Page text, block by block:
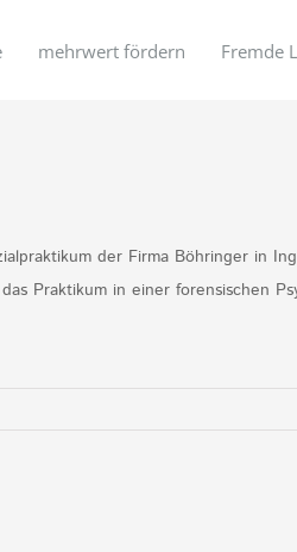
mehrwert fördern Fremde
der Firma Böhringer in
Praktikum in einer forensischen